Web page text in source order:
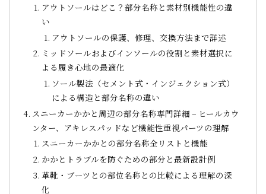
アウトソールはどこ？部分名称と素材別機能性の違
い
アウトソールの保護、修理、交換方法まで詳述
ミッドソールおよびインソールの役割と素材選択に
よる履き心地の最適化
ソール製法（セメント式・インジェクション式）
による構造と部分名称の違い
スニーカーかかと周辺の部分名称専門詳細 – ヒールカウ
ンター、アキレスパッドなど機能性重視パーツの理解
スニーカーかかとの部分名称全リストと機能
かかとトラブルを防ぐための部分と最新設計例
革靴・ブーツとの部位名称との比較による理解の深
化